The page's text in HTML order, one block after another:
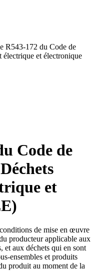
R543-172 du Code de
et électronique
Code de
et
de mise en œuvre
producteur applicable aux
et aux déchets qui en sont
ensembles et produits
produit au moment de la